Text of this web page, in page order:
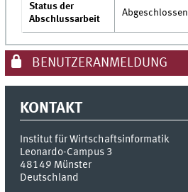
Status der
Abschlussarbeit
Abgeschlossen
BENUTZERANMELDUNG
KONTAKT
Institut für Wirtschaftsinformatik
Leonardo-Campus 3
48149 Münster
Deutschland